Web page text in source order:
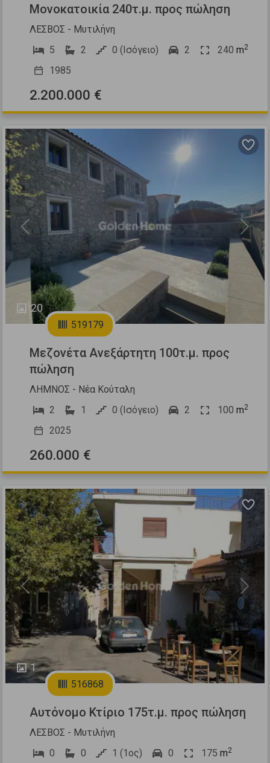
Μονοκατοικία 240τ.μ. προς πώληση
ΛΕΣΒΟΣ - Μυτιλήνη
5
2 0 (Ισόγειο) 2 240 m2
1985
2.200.000 €
20
Previous Next
519179
Μεζονέτα Ανεξάρτητη 100τ.μ. προς
πώληση
ΛΗΜΝΟΣ - Νέα Κούταλη
2
1 0 (Ισόγειο) 2 100 m2
2025
260.000 €
1
Previous Next
516868
Αυτόνομο Κτίριο 175τ.μ. προς πώληση
ΛΕΣΒΟΣ - Μυτιλήνη
0
0 1 (1ος) 0 175 m2